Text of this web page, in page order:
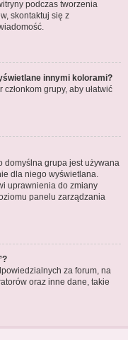
podczas tworzenia
skontaktuj się z
innymi kolorami?
grupy, aby ułatwić
domyślna grupa jest używana
dla niego wyświetlana.
uprawnienia do zmiany
panelu zarządzania
za forum, na
oraz inne dane, takie